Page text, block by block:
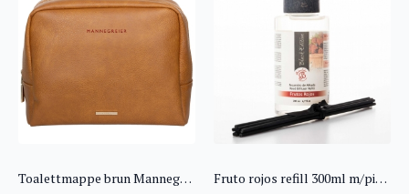
Toalettmappe brun Mannegreier Fruto rojos refill 300ml m/pinner